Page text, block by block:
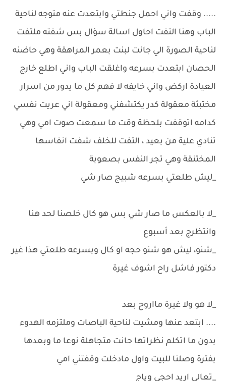
..... وقفت واني احمل جنطتي وابتعدت عنه متوجه لناحية
الباب وهنا التفت احاول اسالة سؤال بس شفته ملتفت
لناحية الصورة الي جانت لبنت بعمر المراهقة وهي حاضنه
الحصان ابتعدت بسرعه واغلقت الباب واني اطلع خارج
العيادة اركض واني خايفه لا فهم كل ما يدور من اسرار
مختبئة معقولة كدر يكتشفني ومعقولة اني عريت نفسي
كدامه اتوقفت بلحظة وقت ما سمعت صوت امي وهي
تنادي علية من بعيد ، التفت للخلف شفت انفاسها
المختنقة وهي تجر النفس بصعوبة
_ليش طلعتي بسرعه شبيج صار شي
_لا بالعكس ما صار شي بس هو كال خلصنا لحد هنا
وانتظرج بعد أسبوع
_شنو، ليش هو شنو حجه او كال وبسرعه طلعتي هذا غير
دكتور فاشل راح اشوف غيرة
_لا هو ولا غيرة مااروح بعد
.... ابتعد عنها ومشيت لناحية الباصات وملتزمه الهدوء
بدون ما اتكلم نظراتها حانت متجاهلة نوعا ما وبعدها
بفترة وصلنا للبيت واول مادخلت وقفتني امي
_تعالي اريد احجي وياج